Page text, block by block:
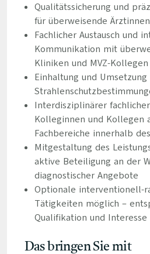
Qualitätssicherung und
für überweisende
Fachlicher Austausch und
Kommunikation mit
Kliniken und MVZ-Kollegen
Einhaltung und
Interdisziplinärer
Kolleginnen und Kollegen
Fachbereiche innerhalb
Mitgestaltung des
aktive Beteiligung an der
diagnostischer Angebote
Optionale interventionell-
Tätigkeiten möglich –
Qualifikation und Interesse
Das bringen Sie mit